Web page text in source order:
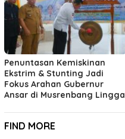
Penuntasan Kemiskinan
Ekstrim & Stunting Jadi
Fokus Arahan Gubernur
Ansar di Musrenbang Lingga
FIND MORE